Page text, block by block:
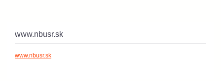
www.nbusr.sk
www.nbusr.sk